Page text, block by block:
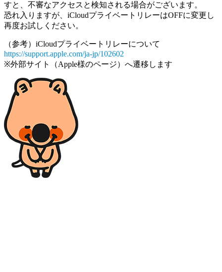
すと、不審なアクセスと検知される場合がございます。
恐れ入りますが、iCloudプライベートリレーはOFFに変更し
再度お試しください。
（参考）iCloudプライベートリレーについて
https://support.apple.com/ja-jp/102602
※外部サイト（Apple様のページ）へ遷移します